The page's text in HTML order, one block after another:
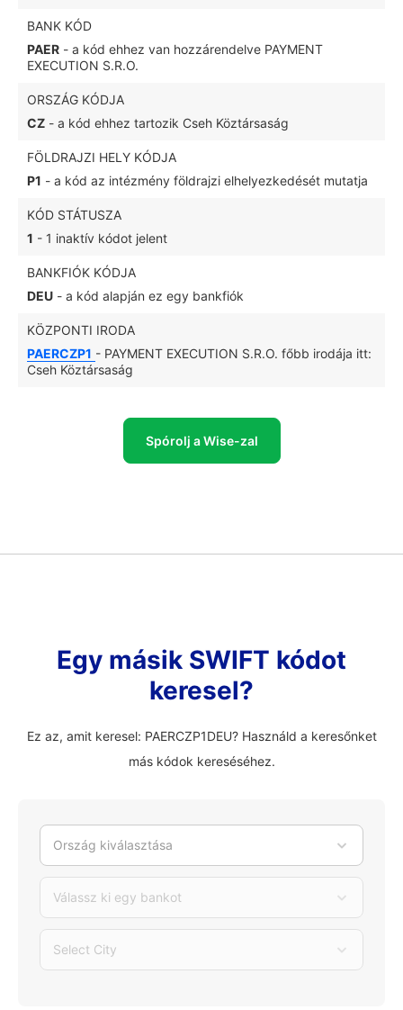
BANK KÓD
PAER - a kód ehhez van hozzárendelve PAYMENT
EXECUTION S.R.O.
ORSZÁG KÓDJA
CZ - a kód ehhez tartozik Cseh Köztársaság
FÖLDRAJZI HELY KÓDJA
P1 - a kód az intézmény földrajzi elhelyezkedését mutatja
KÓD STÁTUSZA
1 - 1 inaktív kódot jelent
BANKFIÓK KÓDJA
DEU - a kód alapján ez egy bankfiók
KÖZPONTI IRODA
PAERCZP1 - PAYMENT EXECUTION S.R.O. főbb irodája itt:
Cseh Köztársaság
Spórolj a Wise-zal
Egy másik SWIFT kódot
keresel?
Ez az, amit keresel: PAERCZP1DEU? Használd a keresőnket
más kódok kereséséhez.
Ország kiválasztása
Válassz ki egy bankot
Select City